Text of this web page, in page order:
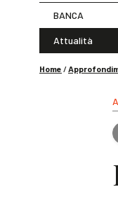
BANCA
Attualità
Home /